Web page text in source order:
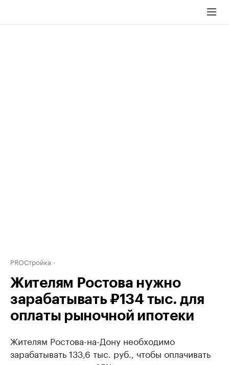
PROСтройка
Жителям Ростова нужно
зарабатывать ₽134 тыс. для
оплаты рыночной ипотеки
Жителям Ростова-на-Дону необходимо
зарабатывать 133,6 тыс. руб., чтобы оплачивать